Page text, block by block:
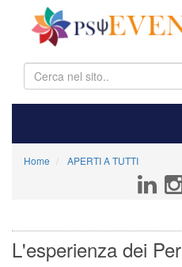
Home APERTI A TUTTI
L'esperienza dei